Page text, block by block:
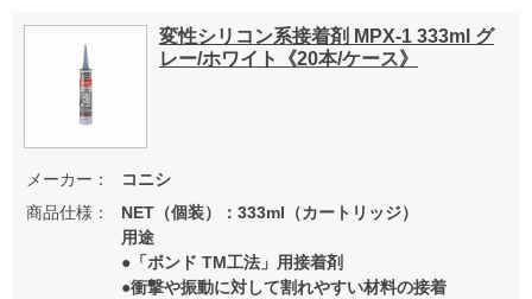
変性シリコン系接着剤 MPX-1 333ml グ
レー/ホワイト《20本/ケース》
メーカー：
コニシ
商品仕様：
NET（個装）：333ml（カートリッジ）
用途
●「ボンド TM工法」用接着剤
●衝撃や振動に対して割れやすい材料の接着